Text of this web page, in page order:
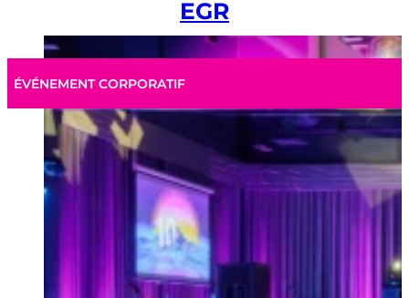
EGR
ÉVÉNEMENT CORPORATIF